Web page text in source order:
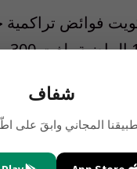
فوائض تراكمية
صندوقها
السياسية اثرت
شفاف
المجاني وابقَ على